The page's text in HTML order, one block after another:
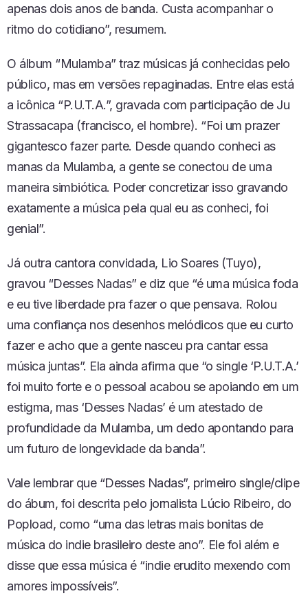
apenas dois anos de banda. Custa acompanhar o
ritmo do cotidiano”, resumem.
O álbum “Mulamba” traz músicas já conhecidas pelo
público, mas em versões repaginadas. Entre elas está
a icônica “P.U.T.A.”, gravada com participação de Ju
Strassacapa (francisco, el hombre). “Foi um prazer
gigantesco fazer parte. Desde quando conheci as
manas da Mulamba, a gente se conectou de uma
maneira simbiótica. Poder concretizar isso gravando
exatamente a música pela qual eu as conheci, foi
genial”.
Já outra cantora convidada, Lio Soares (Tuyo),
gravou “Desses Nadas” e diz que “é uma música foda
e eu tive liberdade pra fazer o que pensava. Rolou
uma confiança nos desenhos melódicos que eu curto
fazer e acho que a gente nasceu pra cantar essa
música juntas”. Ela ainda afirma que “o single ‘P.U.T.A.’
foi muito forte e o pessoal acabou se apoiando em um
estigma, mas ‘Desses Nadas’ é um atestado de
profundidade da Mulamba, um dedo apontando para
um futuro de longevidade da banda”.
Vale lembrar que “Desses Nadas”, primeiro single/clipe
do ábum, foi descrita pelo jornalista Lúcio Ribeiro, do
Popload, como “uma das letras mais bonitas de
música do indie brasileiro deste ano”. Ele foi além e
disse que essa música é “indie erudito mexendo com
amores impossíveis”.